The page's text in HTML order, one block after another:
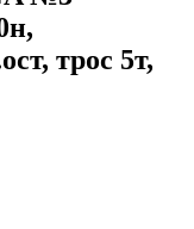
трос 5т,